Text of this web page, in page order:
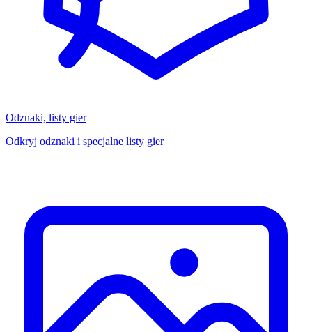
Odznaki, listy gier
Odkryj odznaki i specjalne listy gier